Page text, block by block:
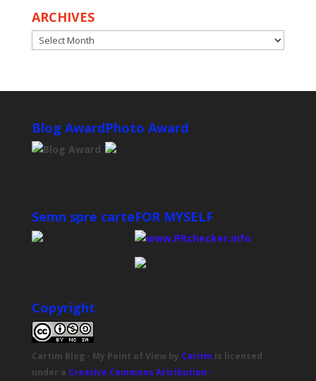
ARCHIVES
ARCHIVES
Blog AwardPhoto Award
Semn spre carteFOR MYSELF
Copyright
Cartim Blog - My Point of Viewby Caritm is licensed
under a Creative Commons Attribution-